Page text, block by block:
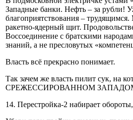
Западные банки. Нефть – за рубли!
благоприятствования –
ракетно-ядерный щит.
Воссоединение с братскими
знаний, а не пресловутых
Власть всё прекрасно понимает.
Так зачем же власть пилит сук,
СРЕЖЕССИРОВАННОМ
14. Перестройка-2 набирает